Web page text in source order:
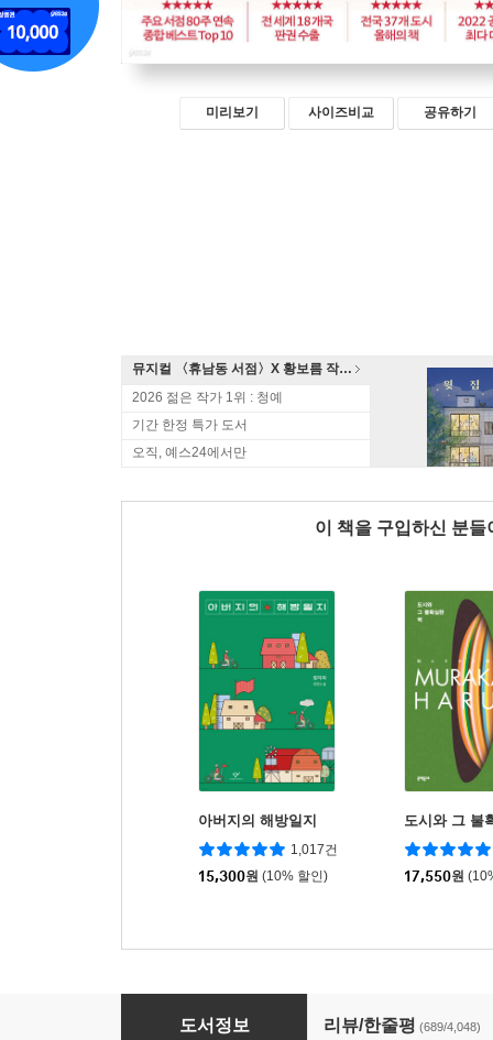
미리보기 사이즈비교 공유하기
뮤지컬 〈휴남동 서점〉X 황보름 작가 북토크
2026 젊은 작가 1위 : 청예
기간 한정 특가 도서
오직, 예스24에서만
이 책을 구입하신 분
아버지의 해방일지
1,017건
15,300원 (10% 할인)
도시와 그 불
17,550원
불편한 편의점
도서정보 리뷰/한줄평 (689/4,048)